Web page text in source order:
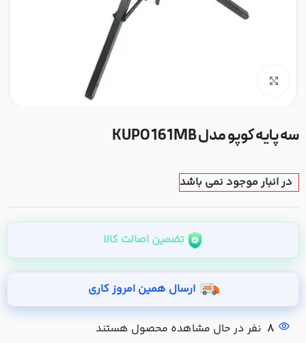
سه پایه کوپو مدل KUPO 161MB
در انبار موجود نمی باشد
تضمین اصالت کالا
ارسال همین امروز کاری
8 نفر در حال مشاهده محصول هستند